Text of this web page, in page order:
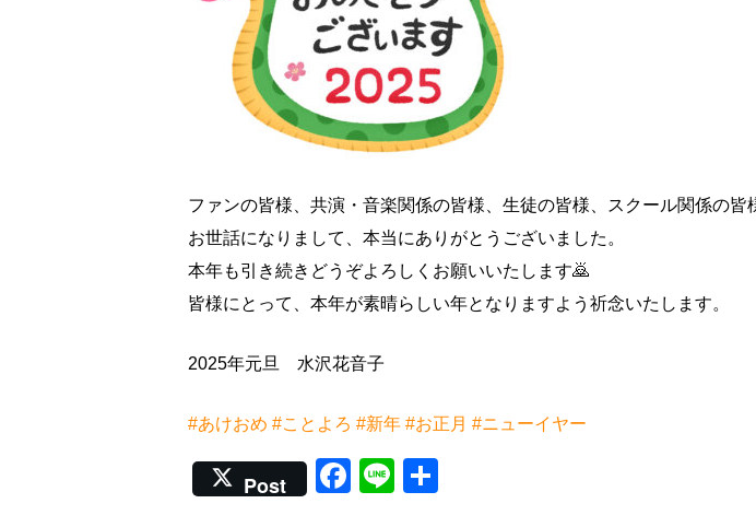
ファンの皆様、共演・音楽関係の皆様、生徒の皆様、スクール関係の皆
お世話になりまして、本当にありがとうございました。
本年も引き続きどうぞよろしくお願いいたします🙇
皆様にとって、本年が素晴らしい年となりますよう祈念いたします。
2025年元旦 水沢花音子
#あけおめ #ことよろ #新年 #お正月 #ニューイヤー
Post Facebook
Line